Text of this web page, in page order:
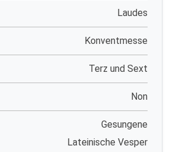
Laudes
Konventmesse
Terz und Sext
Non
Gesungene
Lateinische Vesper